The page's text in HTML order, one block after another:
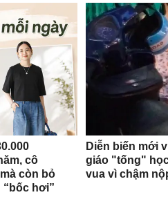
cô
còn bỏ
hơi”
Diễn biến mới
giáo "tống"
vua vì chậm